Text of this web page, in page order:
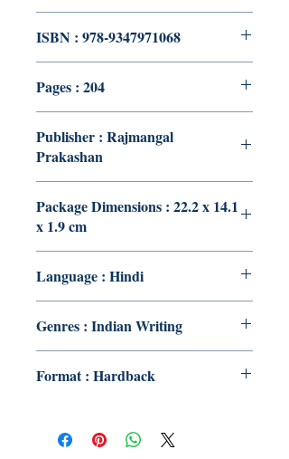
ISBN : 978-9347971068
Pages : 204
Publisher : Rajmangal
Prakashan
Package Dimensions : 22.2 x 14.1
x 1.9 cm
Language : Hindi
Genres : Indian Writing
Format : Hardback